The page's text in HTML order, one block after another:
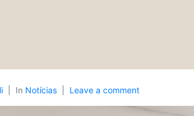
In Notícias Leave a comment